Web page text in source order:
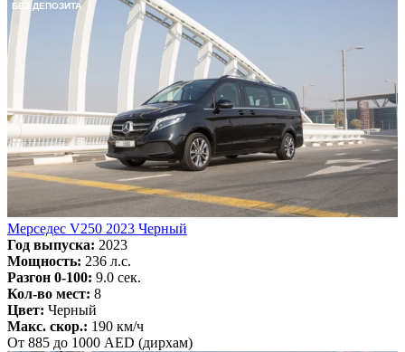
БЕЗ ДЕПОЗИТА
Мерседес V250 2023 Черный
Год выпуска: 2023
Мощность: 236 л.с.
Разгон 0-100: 9.0 сек.
Кол-во мест: 8
Цвет: Черный
Макс. скор.: 190 км/ч
От 885 до 1000 AED (дирхам)